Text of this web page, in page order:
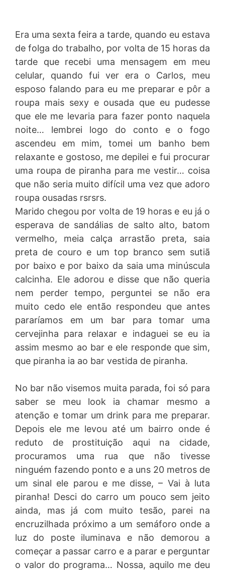
Era uma sexta feira a tarde, quando eu estava
de folga do trabalho, por volta de 15 horas da
tarde que recebi uma mensagem em meu
celular, quando fui ver era o Carlos, meu
esposo falando para eu me preparar e pôr a
roupa mais sexy e ousada que eu pudesse
que ele me levaria para fazer ponto naquela
noite… lembrei logo do conto e o fogo
ascendeu em mim, tomei um banho bem
relaxante e gostoso, me depilei e fui procurar
uma roupa de piranha para me vestir… coisa
que não seria muito difícil uma vez que adoro
roupa ousadas rsrsrs.
Marido chegou por volta de 19 horas e eu já o
esperava de sandálias de salto alto, batom
vermelho, meia calça arrastão preta, saia
preta de couro e um top branco sem sutiã
por baixo e por baixo da saia uma minúscula
calcinha. Ele adorou e disse que não queria
nem perder tempo, perguntei se não era
muito cedo ele então respondeu que antes
pararíamos em um bar para tomar uma
cervejinha para relaxar e indaguei se eu ia
assim mesmo ao bar e ele responde que sim,
que piranha ia ao bar vestida de piranha.
No bar não visemos muita parada, foi só para
saber se meu look ia chamar mesmo a
atenção e tomar um drink para me preparar.
Depois ele me levou até um bairro onde é
reduto de prostituição aqui na cidade,
procuramos uma rua que não tivesse
ninguém fazendo ponto e a uns 20 metros de
um sinal ele parou e me disse, – Vai à luta
piranha! Desci do carro um pouco sem jeito
ainda, mas já com muito tesão, parei na
encruzilhada próximo a um semáforo onde a
luz do poste iluminava e não demorou a
começar a passar carro e a parar e perguntar
o valor do programa… Nossa, aquilo me deu